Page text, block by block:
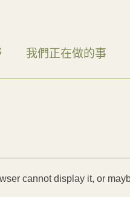
我們正在做的事
cannot display it, or